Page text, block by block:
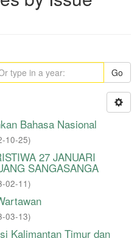
Go
Bahasa Nasional
10-25)
27 JANUARI
SANGASANGA
02-11)
03-13)
Kalimantan Timur dan